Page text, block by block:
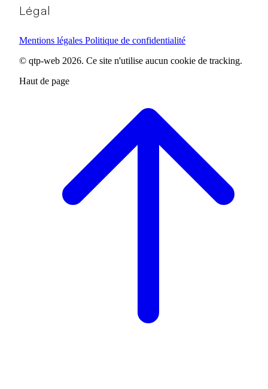
Légal
Mentions légales Politique de confidentialité
© qtp-web 2026. Ce site n'utilise aucun cookie de tracking.
Haut de page